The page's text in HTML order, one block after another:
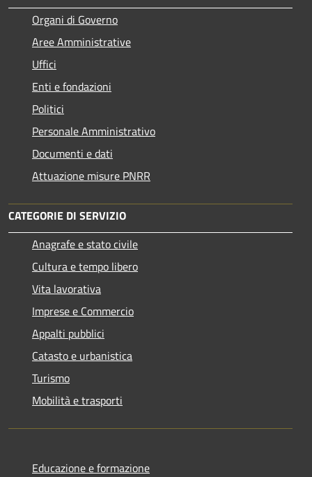
Organi di Governo
Aree Amministrative
Uffici
Enti e fondazioni
Politici
Personale Amministrativo
Documenti e dati
Attuazione misure PNRR
CATEGORIE DI SERVIZIO
Anagrafe e stato civile
Cultura e tempo libero
Vita lavorativa
Imprese e Commercio
Appalti pubblici
Catasto e urbanistica
Turismo
Mobilità e trasporti
Educazione e formazione